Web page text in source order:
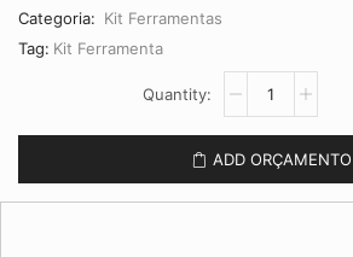
Categoria: Kit Ferramentas
Tag: Kit Ferramenta
Ferramenta
CB
ADD ORÇAMENTO